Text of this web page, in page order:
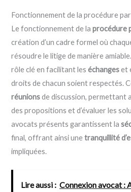
Fonctionnement de la procédure
Le fonctionnement de laprocédure
création d’un cadre formel où
résoudre le litige de manière
rôle clé en facilitant leséchangeset
droits de chacun soient respectés.
réunionsde discussion, permettant
des propositions et d’évaluer les
avocats présents garantissent la
final, offrant ainsi unetranquillité
impliquées.
Lire aussi : Connexion avocat :